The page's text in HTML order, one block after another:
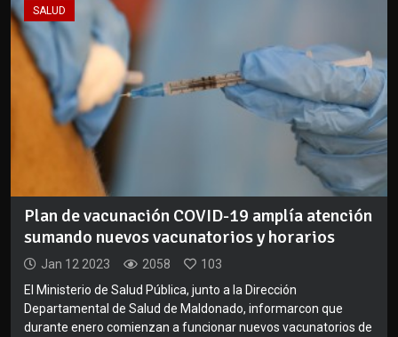
SALUD
Plan de vacunación COVID-19 amplía atención
sumando nuevos vacunatorios y horarios
Jan 12 2023 2058
103
El Ministerio de Salud Pública, junto a la Dirección
Departamental de Salud de Maldonado, informarcon que
durante enero comienzan a funcionar nuevos vacunatorios de